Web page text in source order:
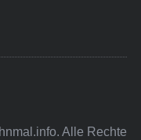
Alle Rechte